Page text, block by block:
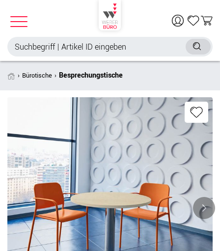
Bürotische Besprechungstische